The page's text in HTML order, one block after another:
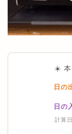
☀️ 本
日の
日の
計算